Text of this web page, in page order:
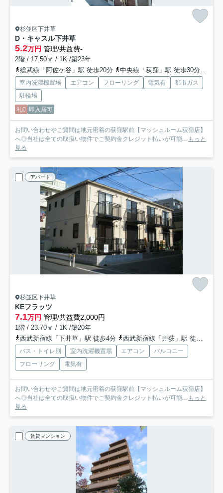
杉並区下井草
D・キャスル下井草
5.2万円 管理/共益費-
2階 / 17.50㎡ / 1K /築23年
総武線「阿佐ケ谷」駅 徒歩20分
中央線「荻窪」駅 徒歩30分
室内洗濯機置場 エアコン フローリング 電気有
都市ガス
駐輪場
礼0 即入居可
お問い合わせやご質問は地元密着の荻窪駅前【マッシュルーム荻窪店】
へ◎当社は全ての取扱い物件でご契約金クレジット払いが可能... もっと
見る
アパート
杉並区下井草
KEフラッツ
7.1万円 管理/共益費2,000円
1階 / 23.70㎡ / 1K /築20年
西武新宿線「下井草」駅 徒歩4分
西武新宿線「井荻」駅 徒歩10分
バス・トイレ別 室内洗濯機置場 エアコン
バルコニー
フローリング
電気有
お問い合わせやご質問は地元密着の荻窪駅前【マッシュルーム荻窪店】
へ◎当社は全ての取扱い物件でご契約金クレジット払いが可能... もっと
見る
賃貸マンション